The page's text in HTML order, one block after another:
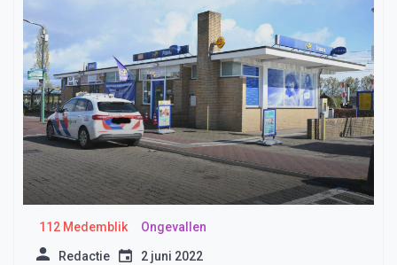
112 Medemblik Ongevallen
Redactie 2 juni 2022